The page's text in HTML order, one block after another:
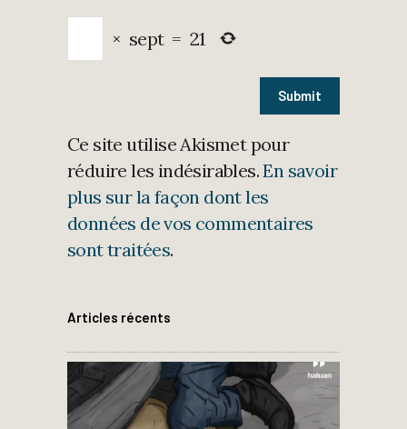
× sept = 21
Ce site utilise Akismet pour
réduire les indésirables.En savoir
plus sur la façon dont les
données de vos commentaires
sont traitées.
Articles récents